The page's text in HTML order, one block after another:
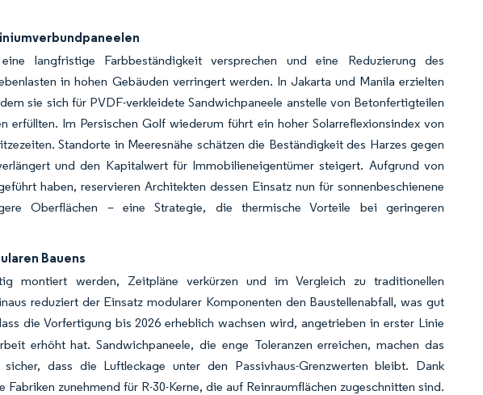
langfristige Farbbeständigkeit versprechen und eine Reduzierung des
in hohen Gebäuden verringert werden. In Jakarta und Manila erzielten
sie sich für PVDF-verkleidete Sandwichpaneele anstelle von Betonfertigteilen
Im Persischen Golf wiederum führt ein hoher Solarreflexionsindex von
Standorte in Meeresnähe schätzen die Beständigkeit des Harzes gegen
und den Kapitalwert für Immobilieneigentümer steigert. Aufgrund von
haben, reservieren Architekten dessen Einsatz nun für sonnenbeschienene
Oberflächen – eine Strategie, die thermische Vorteile bei geringeren
Bauens
montiert werden, Zeitpläne verkürzen und im Vergleich zu traditionellen
reduziert der Einsatz modularer Komponenten den Baustellenabfall, was gut
die Vorfertigung bis 2026 erheblich wachsen wird, angetrieben in erster Linie
erhöht hat. Sandwichpaneele, die enge Toleranzen erreichen, machen das
dass die Luftleckage unter den Passivhaus-Grenzwerten bleibt. Dank
zunehmend für R-30-Kerne, die auf Reinraumflächen zugeschnitten sind.